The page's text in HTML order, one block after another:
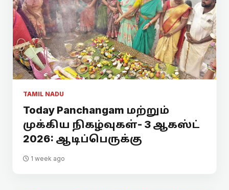
TAMIL NADU
Today Panchangam மற்றும்
முக்கிய நிகழ்வுகள்- 3 ஆகஸ்ட்
2026: ஆடிப்பெருக்கு
1 week ago